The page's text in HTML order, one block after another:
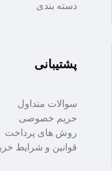
دسته بندی
پشتیبانی
سوالات متداول
حریم خصوصی
روش های پرداخت
قوانین و شرایط